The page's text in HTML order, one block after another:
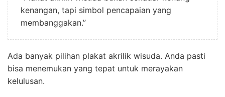
kenangan, tapi simbol pencapaian yang
membanggakan.”
Ada banyak pilihan plakat akrilik wisuda. Anda pasti
bisa menemukan yang tepat untuk merayakan
kelulusan.